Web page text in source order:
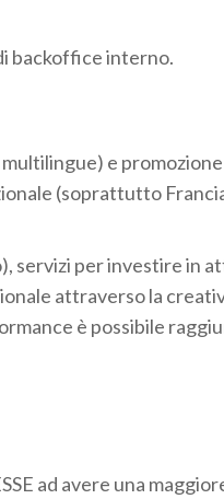
backoffice interno.
e
(soprattutto
servizi per investire in
attraverso la
è possibile
ad avere una